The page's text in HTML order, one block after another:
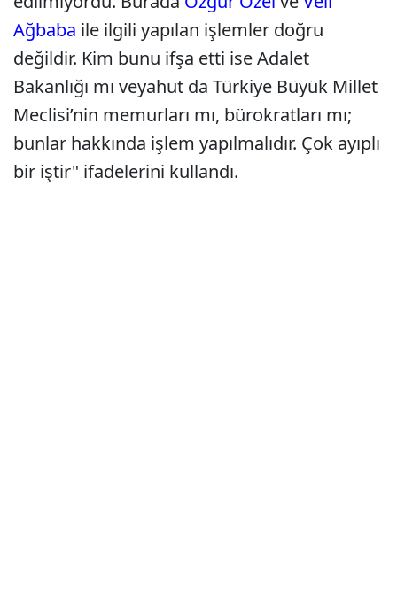
Ağbaba ile ilgili yapılan işlemler doğru
değildir. Kim bunu ifşa etti ise Adalet
Bakanlığı mı veyahut da Türkiye Büyük Millet
Meclisi’nin memurları mı, bürokratları mı;
bunlar hakkında işlem yapılmalıdır. Çok ayıplı
bir iştir" ifadelerini kullandı.